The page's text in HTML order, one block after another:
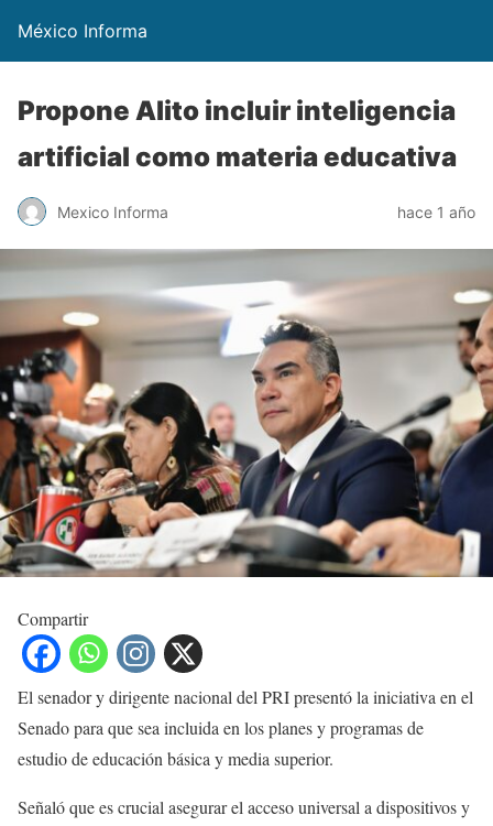
México Informa
Propone Alito incluir inteligencia
artificial como materia educativa
Mexico Informa hace 1 año
Compartir
El senador y dirigente nacional del PRI presentó la iniciativa en el
Senado para que sea incluida en los planes y programas de
estudio de educación básica y media superior.
Señaló que es crucial asegurar el acceso universal a dispositivos y